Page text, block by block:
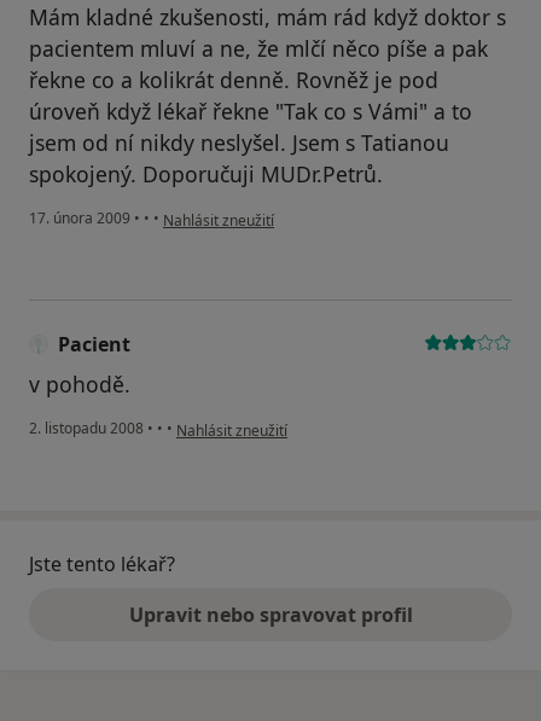
Mám kladné zkušenosti, mám rád když doktor s
pacientem mluví a ne, že mlčí něco píše a pak
řekne co a kolikrát denně. Rovněž je pod
úroveň když lékař řekne "Tak co s Vámi" a to
jsem od ní nikdy neslyšel. Jsem s Tatianou
spokojený. Doporučuji MUDr.Petrů.
17. února 2009 • • • podle názoru uživatele s
Nahlásit zneužití
Pacient
v pohodě.
2. listopadu 2008 • • • podle názoru uživatele Pacient
Nahlásit zneužití
Jste tento lékař?
Upravit nebo spravovat profil